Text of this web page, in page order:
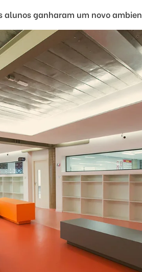
ganharam um novo